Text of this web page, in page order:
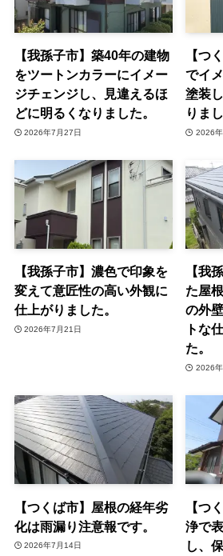
【我孫子市】築40年の建物
をツートンカラーにイメー
ジチェンジし、見違えるほ
どに明るくなりました。
2026年7月27日
【つ
でイ
塗装
りま
2026
【我孫子市】濃色で印象を
変えて意匠性の高い外観に
仕上がりました。
2026年7月21日
【我
た屋
の外
トな
た。
2026
【つくば市】屋根の経年劣
化は雨漏り注意報です。
2026年7月14日
【つ
浄で
し、